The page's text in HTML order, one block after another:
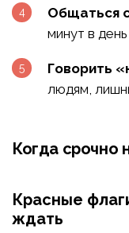
Общаться
минут в
Говорить
людям,
Когда срочно
Красные
ждать